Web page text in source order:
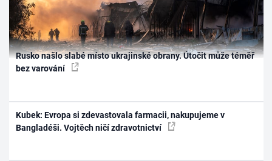
Rusko našlo slabé místo ukrajinské obrany. Útočit může téměř
bez varování
Kubek: Evropa si zdevastovala farmacii, nakupujeme v
Bangladéši. Vojtěch ničí zdravotnictví